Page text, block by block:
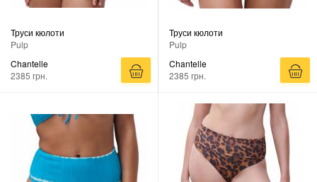
Труси кюлоти
Pulp
Chantelle
2385 грн.
Труси кюлоти
Pulp
Chantelle
2385 грн.